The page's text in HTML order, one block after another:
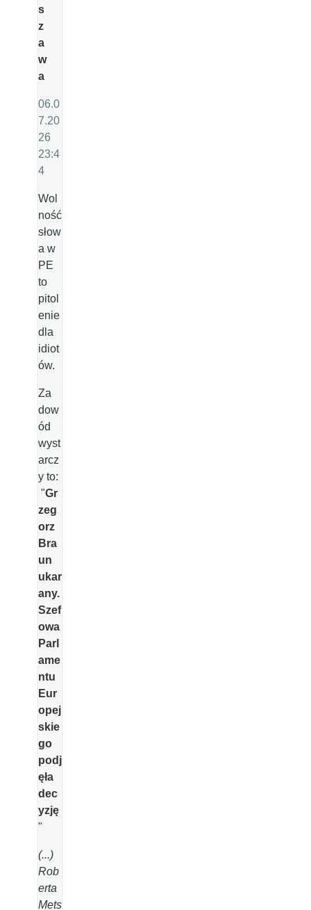
s
z
a
w
a
06.0
7.20
26
23:4
4
Wol
ność
słow
a w
PE
to
pitol
enie
dla
idiot
ów.
Za
dow
ód
wyst
arcz
y to:
"Gr
zeg
orz
Bra
un
ukar
any.
Szef
owa
Parl
ame
ntu
Eur
opej
skie
go
podj
ęła
dec
yzję
"
(...)
Rob
erta
Mets